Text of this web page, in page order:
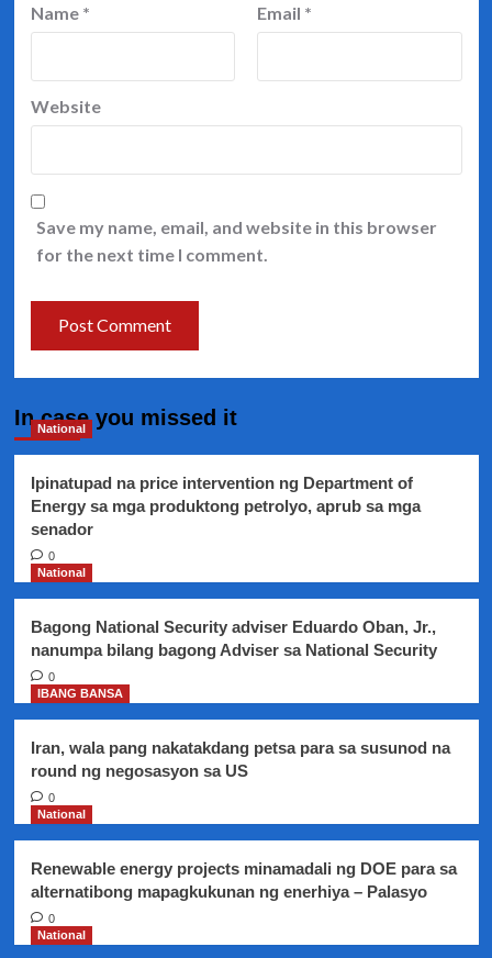
Name * Email *
Website
Save my name, email, and website in this browser
for the next time I comment.
In case you missed it
National
Ipinatupad na price intervention ng Department of
Energy sa mga produktong petrolyo, aprub sa mga
senador
0
National
Bagong National Security adviser Eduardo Oban, Jr.,
nanumpa bilang bagong Adviser sa National Security
0
IBANG BANSA
Iran, wala pang nakatakdang petsa para sa susunod na
round ng negosasyon sa US
0
National
Renewable energy projects minamadali ng DOE para sa
alternatibong mapagkukunan ng enerhiya – Palasyo
0
National